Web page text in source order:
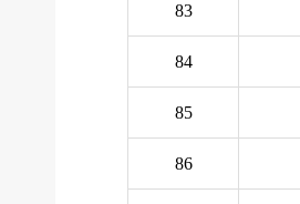
83
84
85
86